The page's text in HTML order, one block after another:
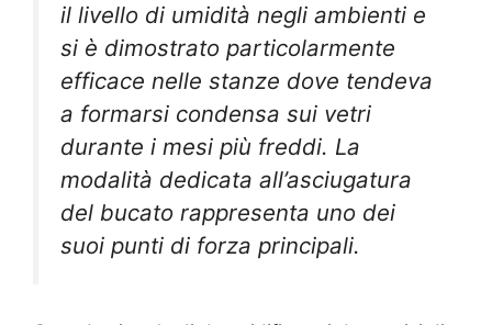
il livello di umidità negli ambienti e
si è dimostrato particolarmente
efficace nelle stanze dove tendeva
a formarsi condensa sui vetri
durante i mesi più freddi. La
modalità dedicata all’asciugatura
del bucato rappresenta uno dei
suoi punti di forza principali.